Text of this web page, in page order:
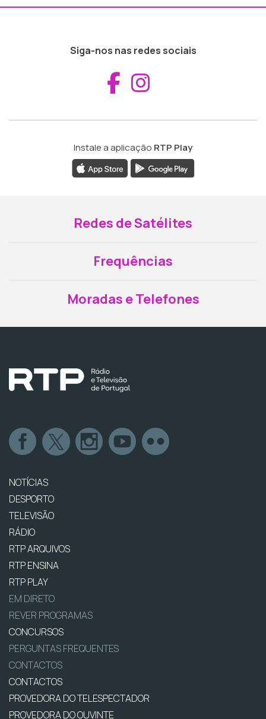
Siga-nos nas redes sociais
Aceder ao
Instale a aplicação RTP Play
Redes de Satélites
Frequências
Moradas e Telefones
NOTÍCIAS
DESPORTO
TELEVISÃO
RÁDIO
RTP ARQUIVOS
RTP ENSINA
RTP PLAY
EM DIRETO
REVER PROGRAMAS
CONCURSOS
PERGUNTAS FREQUENTES
CONTACTOS
CONTACTOS
PROVEDORA DO TELESPECTADOR
PROVEDORA DO OUVINTE